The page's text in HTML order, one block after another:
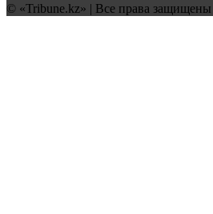
© «Tribune.kz» | Все права защищены